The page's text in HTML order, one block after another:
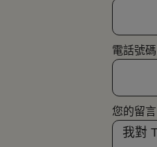
電話號碼
您的留言